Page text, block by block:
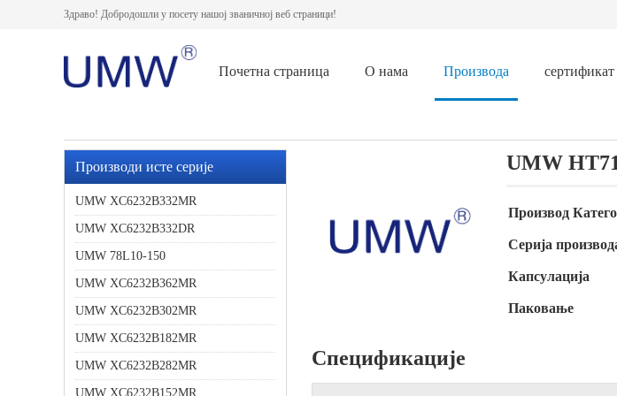
Здраво! Добродошли у посету нашој званичној веб страници!
Почетна страница О нама Производа сертификат
Производи исте серије
UMW XC6232B332MR
UMW XC6232B332DR
UMW 78L10-150
UMW XC6232B362MR
UMW XC6232B302MR
UMW XC6232B182MR
UMW XC6232B282MR
UMW XC6232B152MR
UMW
Производ
Серија
Капсулација
Паковање
Спецификације